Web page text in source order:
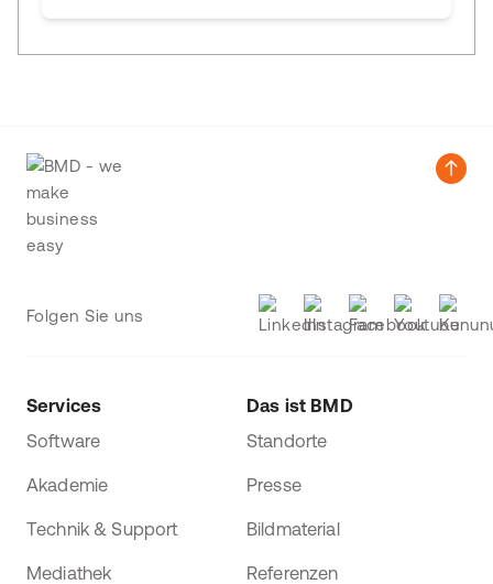
Folgen Sie uns
Services
Software
Akademie
Technik & Support
Mediathek
Das ist BMD
Standorte
Presse
Bildmaterial
Referenzen